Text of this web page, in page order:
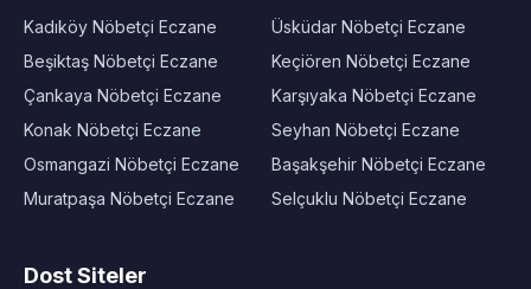
Kadıköy Nöbetçi Eczane
Beşiktaş Nöbetçi Eczane
Çankaya Nöbetçi Eczane
Konak Nöbetçi Eczane
Osmangazi Nöbetçi Eczane
Muratpaşa Nöbetçi Eczane
Üsküdar Nöbetçi Eczane
Keçiören Nöbetçi Eczane
Karşıyaka Nöbetçi Eczane
Seyhan Nöbetçi Eczane
Başakşehir Nöbetçi Eczane
Selçuklu Nöbetçi Eczane
Dost Siteler